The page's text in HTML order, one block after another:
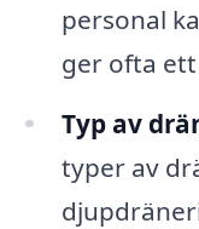
personal
ger ofta
Typ av
typer av